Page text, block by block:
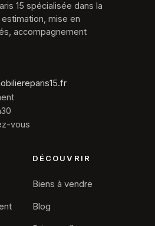
15 spécialisée dans la
mise en
accompagnement
vous
DÉCOUVRIR
Biens à vendre
Blog